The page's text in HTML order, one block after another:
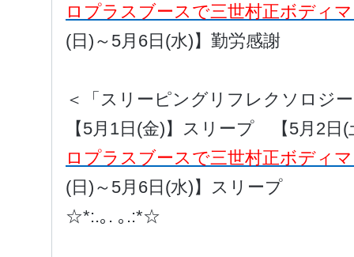
ロプラスブースで三世村正ボディ
(日)～5月6日(水)】勤労感謝
＜「スリーピングリフレクソロジ
【5月1日(金)】スリープ 【5月2日(
ロプラスブースで三世村正ボディ
(日)～5月6日(水)】スリープ
☆*:.｡. ｡.:*☆